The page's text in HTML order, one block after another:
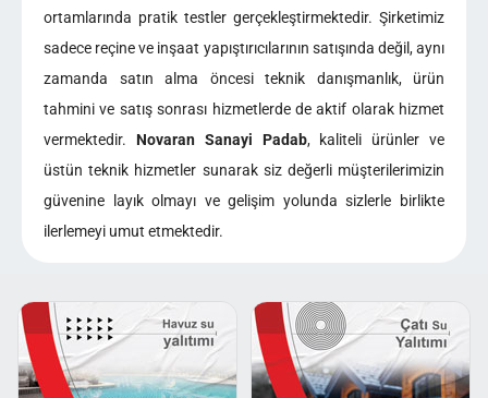
ortamlarında pratik testler gerçekleştirmektedir. Şirketimiz
sadece reçine ve inşaat yapıştırıcılarının satışında değil, aynı
zamanda satın alma öncesi teknik danışmanlık, ürün
tahmini ve satış sonrası hizmetlerde de aktif olarak hizmet
vermektedir. Novaran Sanayi Padab, kaliteli ürünler ve
üstün teknik hizmetler sunarak siz değerli müşterilerimizin
güvenine layık olmayı ve gelişim yolunda sizlerle birlikte
ilerlemeyi umut etmektedir.